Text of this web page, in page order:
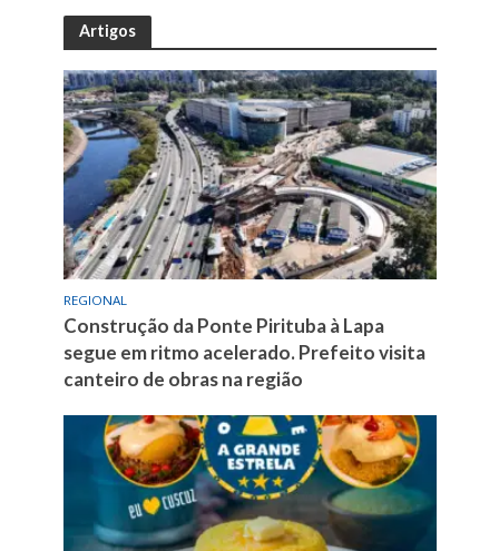
Artigos
REGIONAL
Construção da Ponte Pirituba à Lapa
segue em ritmo acelerado. Prefeito visita
canteiro de obras na região